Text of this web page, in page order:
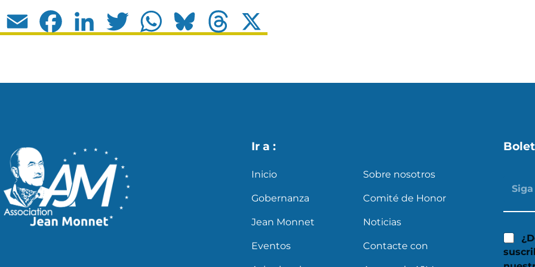
Email FacebookLinkedIn Twitter WhatsAppBluesky Threads
Ir a :
Inicio Sobre nosotros
Gobernanza Comité de Honor
Jean Monnet Noticias
Eventos Contacte con